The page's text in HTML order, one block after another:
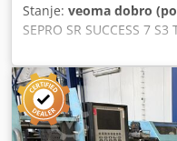
Stanje: veoma dobro
SEPRO SR SUCCESS 7
kartezijanski robot
VISUAL 2 Broj osa: 3
1000 mm Y = 400 mm Z =